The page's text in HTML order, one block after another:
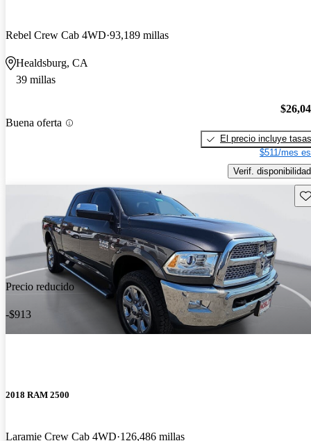
Rebel Crew Cab 4WD 93,189 millas
Healdsburg, CA
39 millas
Buena oferta
El precio incluye tasas
$511/mes
Verif. disponibilidad
Precio reducido
-$913
2018 RAM 2500
Laramie Crew Cab 4WD 126,486 millas